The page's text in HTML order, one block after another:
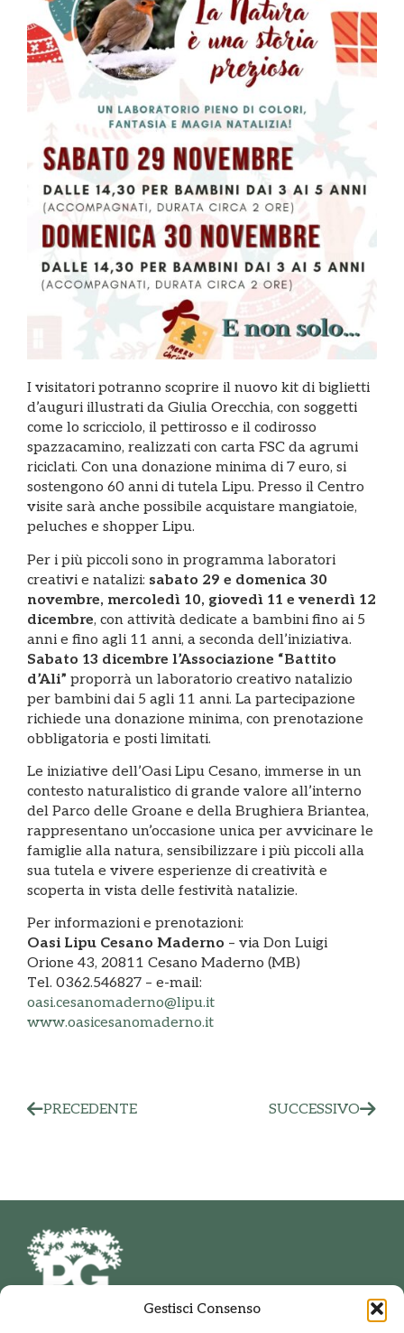
Gestisci Consenso
I visitatori potranno scoprire il nuovo kit di biglietti
d’auguri illustrati da Giulia Orecchia, con soggetti
come lo scricciolo, il pettirosso e il codirosso
spazzacamino, realizzati con carta FSC da agrumi
riciclati. Con una donazione minima di 7 euro, si
sostengono 60 anni di tutela Lipu. Presso il Centro
visite sarà anche possibile acquistare mangiatoie,
peluches e shopper Lipu.
Per i più piccoli sono in programma laboratori
creativi e natalizi: sabato 29 e domenica 30
novembre, mercoledì 10, giovedì 11 e venerdì 12
dicembre, con attività dedicate a bambini fino ai 5
anni e fino agli 11 anni, a seconda dell’iniziativa.
Sabato 13 dicembre l’Associazione “Battito
d’Ali” proporrà un laboratorio creativo natalizio
per bambini dai 5 agli 11 anni. La partecipazione
richiede una donazione minima, con prenotazione
obbligatoria e posti limitati.
Le iniziative dell’Oasi Lipu Cesano, immerse in un
contesto naturalistico di grande valore all’interno
del Parco delle Groane e della Brughiera Briantea,
rappresentano un’occasione unica per avvicinare le
famiglie alla natura, sensibilizzare i più piccoli alla
sua tutela e vivere esperienze di creatività e
scoperta in vista delle festività natalizie.
Per informazioni e prenotazioni:
Oasi Lipu Cesano Maderno – via Don Luigi
Orione 43, 20811 Cesano Maderno (MB)
Tel. 0362.546827 – e-mail:
oasi.cesanomaderno@lipu.it
www.oasicesanomaderno.it
PRECEDENTE SUCCESSIVO